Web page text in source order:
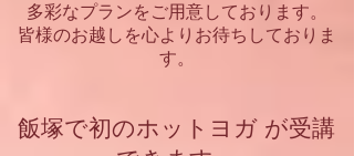
多彩なプランをご用意しております。
皆様のお越しを心よりお待ちしておりま
す。
飯塚で初のホットヨガ が受講